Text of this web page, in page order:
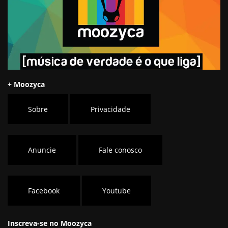
+ Moozyca
Sobre Privacidade
Anuncie Fale conosco
Facebook Youtube
Inscreva-se no Moozyca